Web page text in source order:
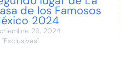
de los Famosos
2024
29, 2024
"Exclusivas"